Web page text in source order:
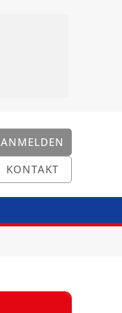
ANMELDEN
KONTAKT